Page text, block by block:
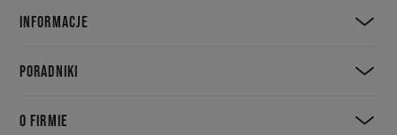
INFORMACJE
PORADNIKI
O FIRMIE